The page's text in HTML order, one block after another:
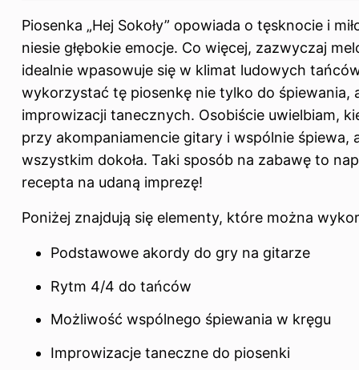
Piosenka „Hej Sokoły” opowiada o tęsknocie i
niesie głębokie emocje. Co więcej, zazwyczaj
idealnie wpasowuje się w klimat ludowych
wykorzystać tę piosenkę nie tylko do śpiewania,
improwizacji tanecznych. Osobiście uwielbiam,
przy akompaniamencie gitary i wspólnie śpiewa,
wszystkim dokoła. Taki sposób na zabawę to
recepta na udaną imprezę!
Poniżej znajdują się elementy, które można
Podstawowe akordy do gry na gitarze
Rytm 4/4 do tańców
Możliwość wspólnego śpiewania w kręgu
Improwizacje taneczne do piosenki